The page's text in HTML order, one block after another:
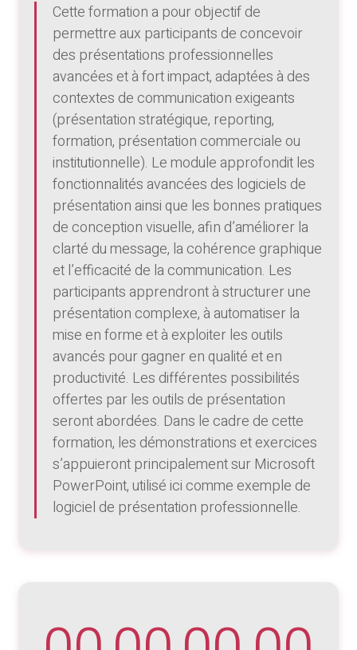
Cette formation a pour objectif de
permettre aux participants de concevoir
des présentations professionnelles
avancées et à fort impact, adaptées à des
contextes de communication exigeants
(présentation stratégique, reporting,
formation, présentation commerciale ou
institutionnelle). Le module approfondit les
fonctionnalités avancées des logiciels de
présentation ainsi que les bonnes pratiques
de conception visuelle, afin d’améliorer la
clarté du message, la cohérence graphique
et l’efficacité de la communication. Les
participants apprendront à structurer une
présentation complexe, à automatiser la
mise en forme et à exploiter les outils
avancés pour gagner en qualité et en
productivité. Les différentes possibilités
offertes par les outils de présentation
seront abordées. Dans le cadre de cette
formation, les démonstrations et exercices
s’appuieront principalement sur Microsoft
PowerPoint, utilisé ici comme exemple de
logiciel de présentation professionnelle.